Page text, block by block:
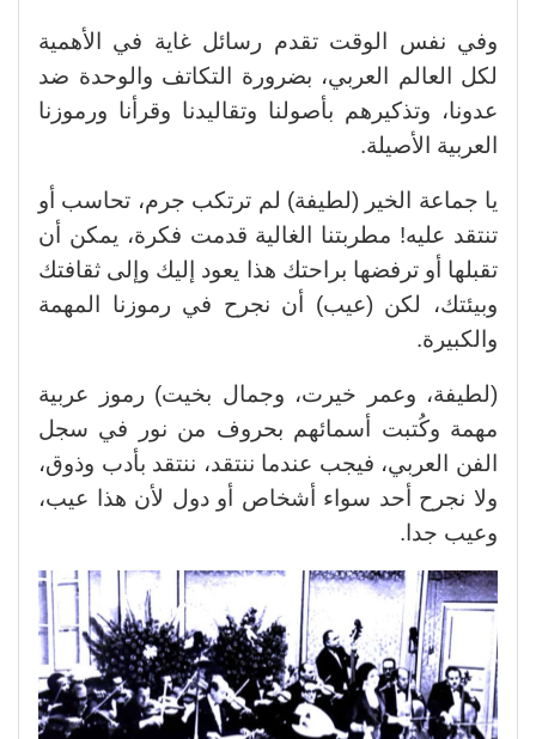
وفي نفس الوقت تقدم رسائل غاية في الأهمية
لكل العالم العربي، بضرورة التكاتف والوحدة ضد
عدونا، وتذكيرهم بأصولنا وتقاليدنا وقرأنا ورموزنا
العربية الأصيلة.
يا جماعة الخير (لطيفة) لم ترتكب جرم، تحاسب أو
تنتقد عليه! مطربتنا الغالية قدمت فكرة، يمكن أن
تقبلها أو ترفضها براحتك هذا يعود إليك وإلى ثقافتك
وبيئتك، لكن (عيب) أن نجرح في رموزنا المهمة
والكبيرة.
(لطيفة، وعمر خيرت، وجمال بخيت) رموز عربية
مهمة وكُتبت أسمائهم بحروف من نور في سجل
الفن العربي، فيجب عندما ننتقد، ننتقد بأدب وذوق،
ولا نجرح أحد سواء أشخاص أو دول لأن هذا عيب،
وعيب جدا.